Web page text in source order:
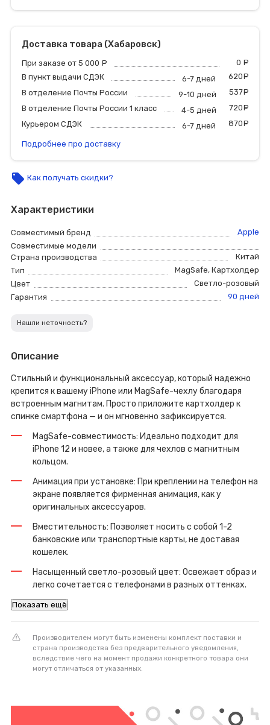
Доставка товара (Хабаровск)
При заказе от 5 000 0
В пункт выдачи СДЭК
6-7 дней 620
В отделение Почты России
9-10 дней 537
В отделение Почты России 1 класс
4-5 дней 720
Курьером СДЭК
6-7 дней 870
Подробнее про доставку
local_offer Как получать скидки?
Характеристики
Совместимый бренд
Apple
Совместимые модели
Страна производства
Китай
Тип
MagSafe, Картхолдер
Цвет
Светло-розовый
Гарантия
90 дней
Нашли неточность?
Описание
Стильный и функциональный аксессуар, который надежно
крепится к вашему iPhone или MagSafe-чехлу благодаря
встроенным магнитам. Просто приложите картхолдер к
спинке смартфона — и он мгновенно зафиксируется.
MagSafe-совместимость: Идеально подходит для
iPhone 12 и новее, а также для чехлов с магнитным
кольцом.
Анимация при установке: При креплении на телефон на
экране появляется фирменная анимация, как у
оригинальных аксессуаров.
Вместительность: Позволяет носить с собой 1-2
банковские или транспортные карты, не доставая
кошелек.
Насыщенный светло-розовый цвет: Освежает образ и
легко сочетается с телефонами в разных оттенках.
Показать ещё
Производителем могут быть изменены комплект поставки и
страна производства без предварительного уведомления,
вследствие чего на момент продажи конкретного товара они
могут отличаться от указанных.